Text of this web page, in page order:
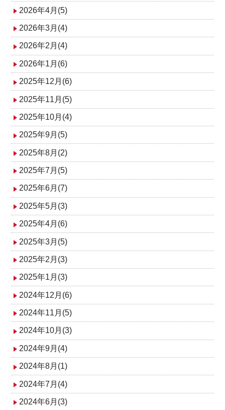
2026年4月(5)
2026年3月(4)
2026年2月(4)
2026年1月(6)
2025年12月(6)
2025年11月(5)
2025年10月(4)
2025年9月(5)
2025年8月(2)
2025年7月(5)
2025年6月(7)
2025年5月(3)
2025年4月(6)
2025年3月(5)
2025年2月(3)
2025年1月(3)
2024年12月(6)
2024年11月(5)
2024年10月(3)
2024年9月(4)
2024年8月(1)
2024年7月(4)
2024年6月(3)